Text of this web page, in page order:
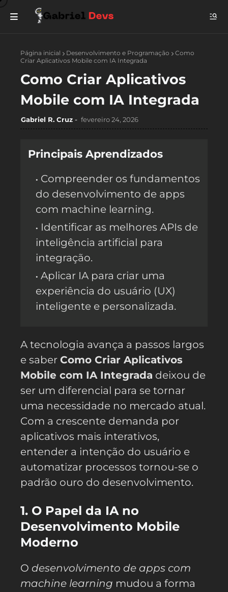
Página inicial Desenvolvimento e Programação
Como
Criar Aplicativos Mobile com IA Integrada
Como Criar Aplicativos
Mobile com IA Integrada
Gabriel R. Cruz fevereiro 24, 2026
Principais Aprendizados
Compreender os fundamentos
do desenvolvimento de apps
com machine learning.
Identificar as melhores APIs de
inteligência artificial para
integração.
Aplicar IA para criar uma
experiência do usuário (UX)
inteligente e personalizada.
A tecnologia avança a passos largos
e saber Como Criar Aplicativos
Mobile com IA Integrada deixou de
ser um diferencial para se tornar
uma necessidade no mercado atual.
Com a crescente demanda por
aplicativos mais interativos,
entender a intenção do usuário e
automatizar processos tornou-se o
padrão ouro do desenvolvimento.
1. O Papel da IA no
Desenvolvimento Mobile
Moderno
O desenvolvimento de apps com
machine learning mudou a forma